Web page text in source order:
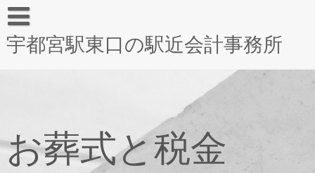
宇都宮駅東口の駅近会計事務所
お葬式と税金